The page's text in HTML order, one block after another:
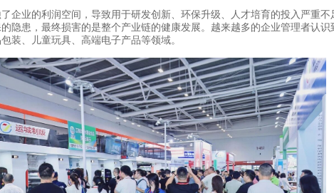
企业的利润空间，导致用于研发创新、环保升级、人才培育的投入严重
隐患，最终损害的是整个产业链的健康发展。越来越多的企业管理者认
装、儿童玩具、高端电子产品等领域。